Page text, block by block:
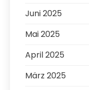
Juni 2025
Mai 2025
April 2025
März 2025